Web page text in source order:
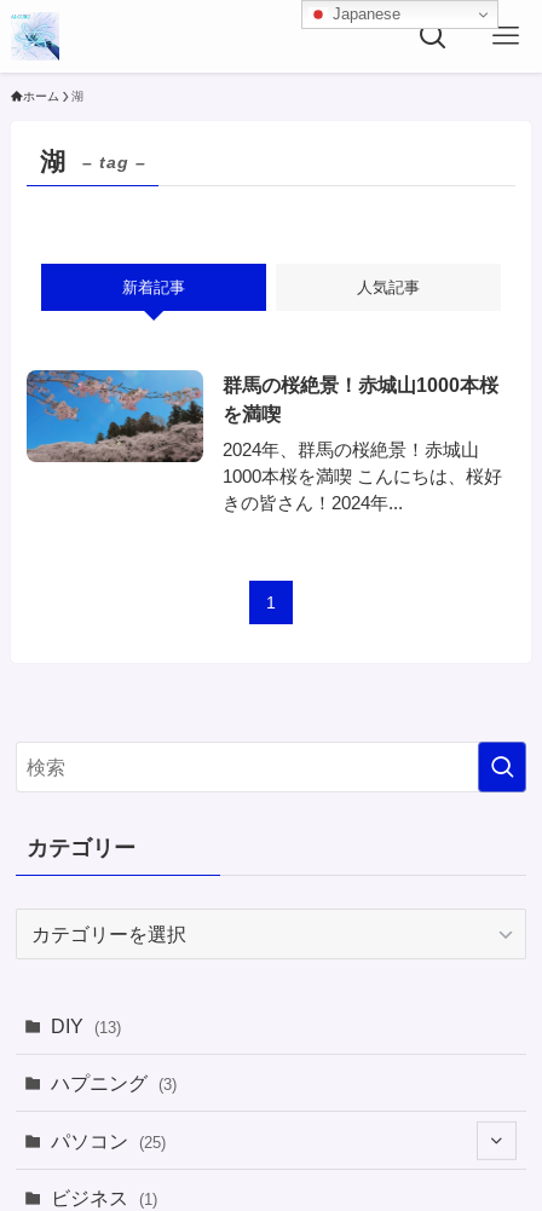
ホーム 湖
湖 – tag –
新着記事 人気記事
群馬の桜絶景！赤城山1000本桜
を満喫
2024年、群馬の桜絶景！赤城山
1000本桜を満喫 こんにちは、桜好
きの皆さん！2024年...
1
カテゴリー
DIY (13)
ハプニング (3)
パソコン (25)
(8)
ビジネス (1)
Japanese